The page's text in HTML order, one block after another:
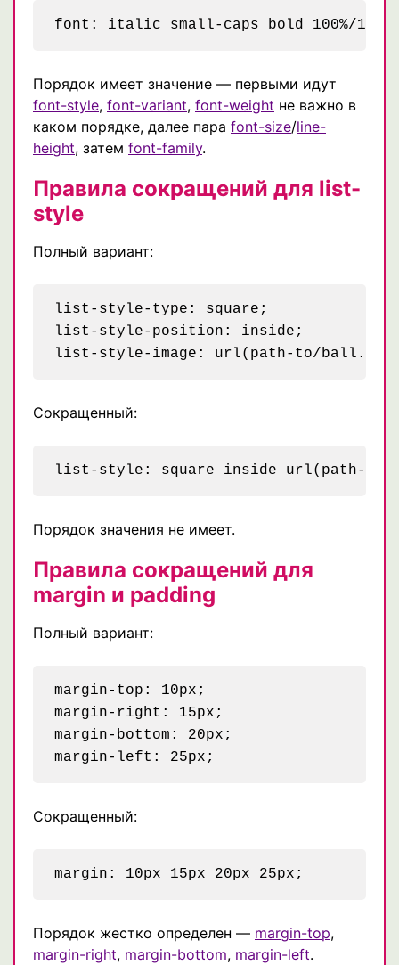
Порядок имеет значение — первыми идут
font-style, font-variant, font-weight не важно в
каком порядке, далее пара font-size/line-
height, затем font-family.
Правила сокращений для list-
style
Полный вариант:
list-style-type: square;
list-style-position: inside;
Сокращенный:
Порядок значения не имеет.
Правила сокращений для
margin и padding
Полный вариант:
margin-top: 10px;
margin-right: 15px;
margin-bottom: 20px;
Сокращенный:
Порядок жестко определен — margin-top,
margin-right, margin-bottom, margin-left.